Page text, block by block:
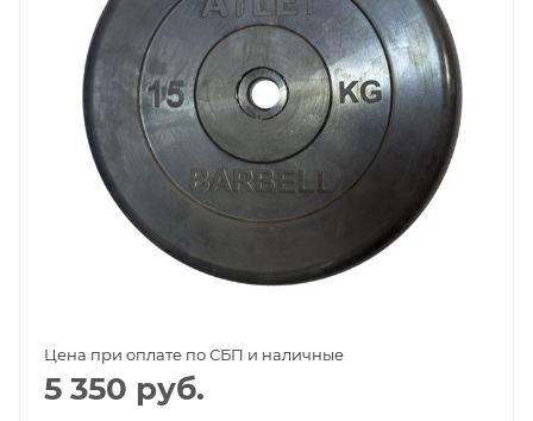
Цена при оплате по СБП и наличные
5 350 руб.